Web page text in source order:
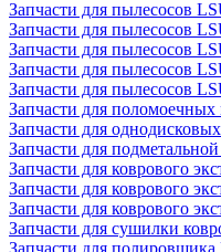
Запчасти для пылесосов
Запчасти для пылесосов
Запчасти для пылесосов
Запчасти для пылесосов
Запчасти для пылесосов
Запчасти для
Запчасти для
Запчасти для
Запчасти для коврового
Запчасти для коврового
Запчасти для коврового
Запчасти для сушилки
Запчасти для